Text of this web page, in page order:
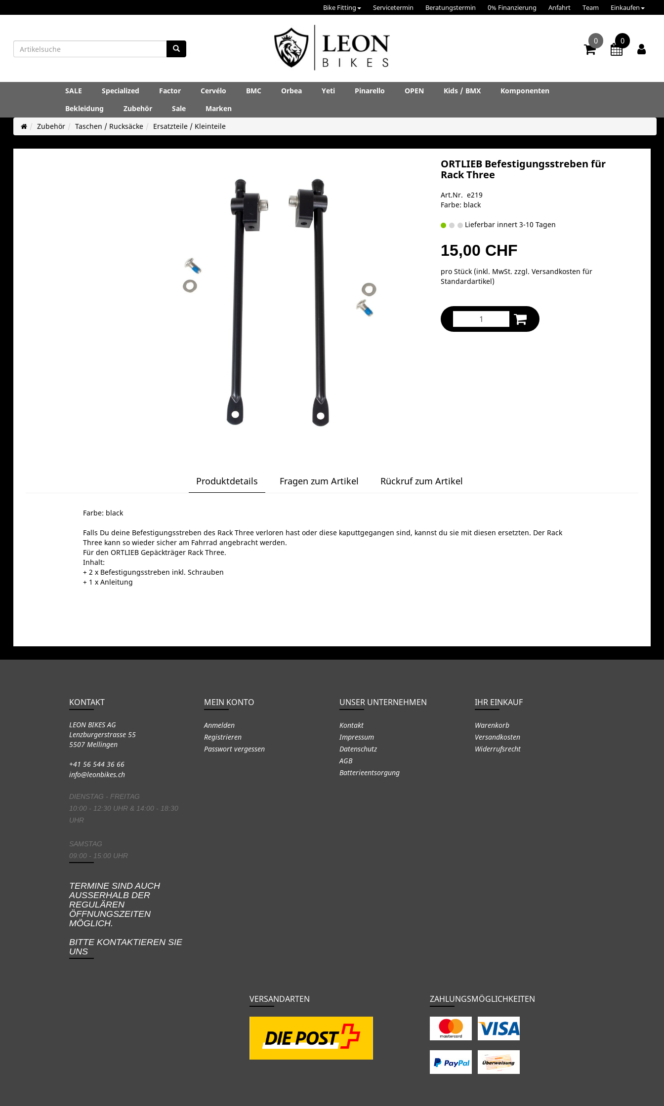
Bike Fitting Servicetermin Beratungstermin 0% Finanzierung Anfahrt Team Einkaufen
0 0
SALE Specialized Factor Cervélo BMC Orbea Yeti Pinarello OPEN Kids / BMX
Komponenten
Bekleidung
Zubehör Sale
Marken
Zubehör
Taschen / Rucksäcke Ersatzteile / Kleinteile
ORTLIEB Befestigungsstreben für
Rack Three
Art.Nr. e219
Farbe: black
Lieferbar innert 3-10 Tagen
15,00 CHF
pro Stück (inkl. MwSt. zzgl.Versandkosten für
Standardartikel)
Produktdetails Fragen zum Artikel Rückruf zum Artikel
Farbe: black
Falls Du deine Befestigungsstreben des Rack Three verloren hast oder diese kaputtgegangen sind, kannst du sie mit diesen ersetzten. Der Rack
Three kann so wieder sicher am Fahrrad angebracht werden.
Für den ORTLIEB Gepäckträger Rack Three.
Inhalt:
+ 2 x Befestigungsstreben inkl. Schrauben
+ 1 x Anleitung
KONTAKT
LEON BIKES AG
Lenzburgerstrasse 55
5507 Mellingen
+41 56 544 36 66
info@leonbikes.ch
DIENSTAG - FREITAG
10:00 - 12:30 UHR & 14:00 - 18:30
UHR
SAMSTAG
09:00 - 15:00 UHR
TERMINE SIND AUCH
AUSSERHALB DER
REGULÄREN
ÖFFNUNGSZEITEN
MÖGLICH.
BITTE KONTAKTIEREN SIE
UNS
MEIN KONTO
Anmelden
Registrieren
Passwort vergessen
UNSER UNTERNEHMEN
Kontakt
Impressum
Datenschutz
AGB
Batterieentsorgung
IHR EINKAUF
Warenkorb
Versandkosten
Widerrufsrecht
VERSANDARTEN ZAHLUNGSMÖGLICHKEITEN